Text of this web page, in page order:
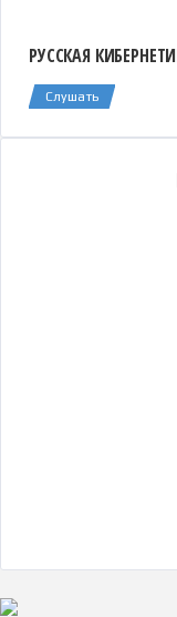
РУССКАЯ
Слушать